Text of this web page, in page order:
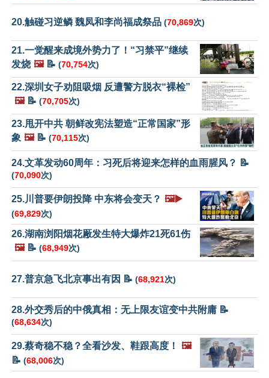
20.触碰习逆鳞 魏凤和李尚福成祭品 (70,869次)
21.一觉醒来成境外势力了！“习禁平”继续
发烧 🖼️📝 (70,754次)
22.深圳女子劝阻吸烟 反遭警方脱衣“裸检”
🖼️📝 (70,705次)
23.甩开中共 朝鲜改宪法塑造“正常国家”形
象 🖼️📝 (70,115次)
24.文革发动60周年：习死后将迎来怎样的血雨腥风？ 📝
(70,090次)
25.川普要伊朗投降 中东将会变天？ 🖼️▶️
(69,829次)
26.湖南浏阳烟花厰发生特大爆炸21死61伤
🖼️📝 (68,949次)
27.普京急飞北京事出有因 📝 (68,921次)
28.外交秀后的中俄真相：无上限友谊变中共附庸 📝
(68,634次)
29.蔡奇稳不稳？全看沙发、鞋跟高度！
🖼️
📝 (68,006次)